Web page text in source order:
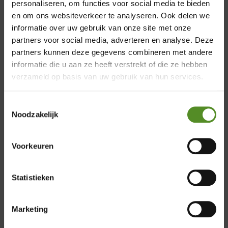
personaliseren, om functies voor social media te bieden
en om ons websiteverkeer te analyseren. Ook delen we
informatie over uw gebruik van onze site met onze
partners voor social media, adverteren en analyse. Deze
partners kunnen deze gegevens combineren met andere
informatie die u aan ze heeft verstrekt of die ze hebben
verzameld op basis van uw gebruik van hun services.
Noodzakelijk
Voorkeuren
Statistieken
Marketing
minipocketveren zorgen voor de optimale
luchtcirculatie tussen u en het 7 zone P350 matras. De
minipocketveren zorgen voor betere ondersteuning
van o.a. uw wervelkolom. Binnen de kortste keren
bent u in dromenland!
Product reviews
Showroom Breda
Vrijdag 12:00 – 17:00
Zondag 12:00 – 17:00
×